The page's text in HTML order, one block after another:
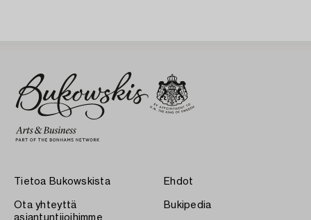
Tietoa Bukowskista
Ota yhteyttä
asiantuntijoihimme
Ehdot
Bukipedia